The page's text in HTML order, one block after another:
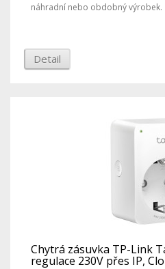
náhradní nebo obdobný výrobek.
Detail
Chytrá zásuvka TP-Link
regulace 230V přes IP,